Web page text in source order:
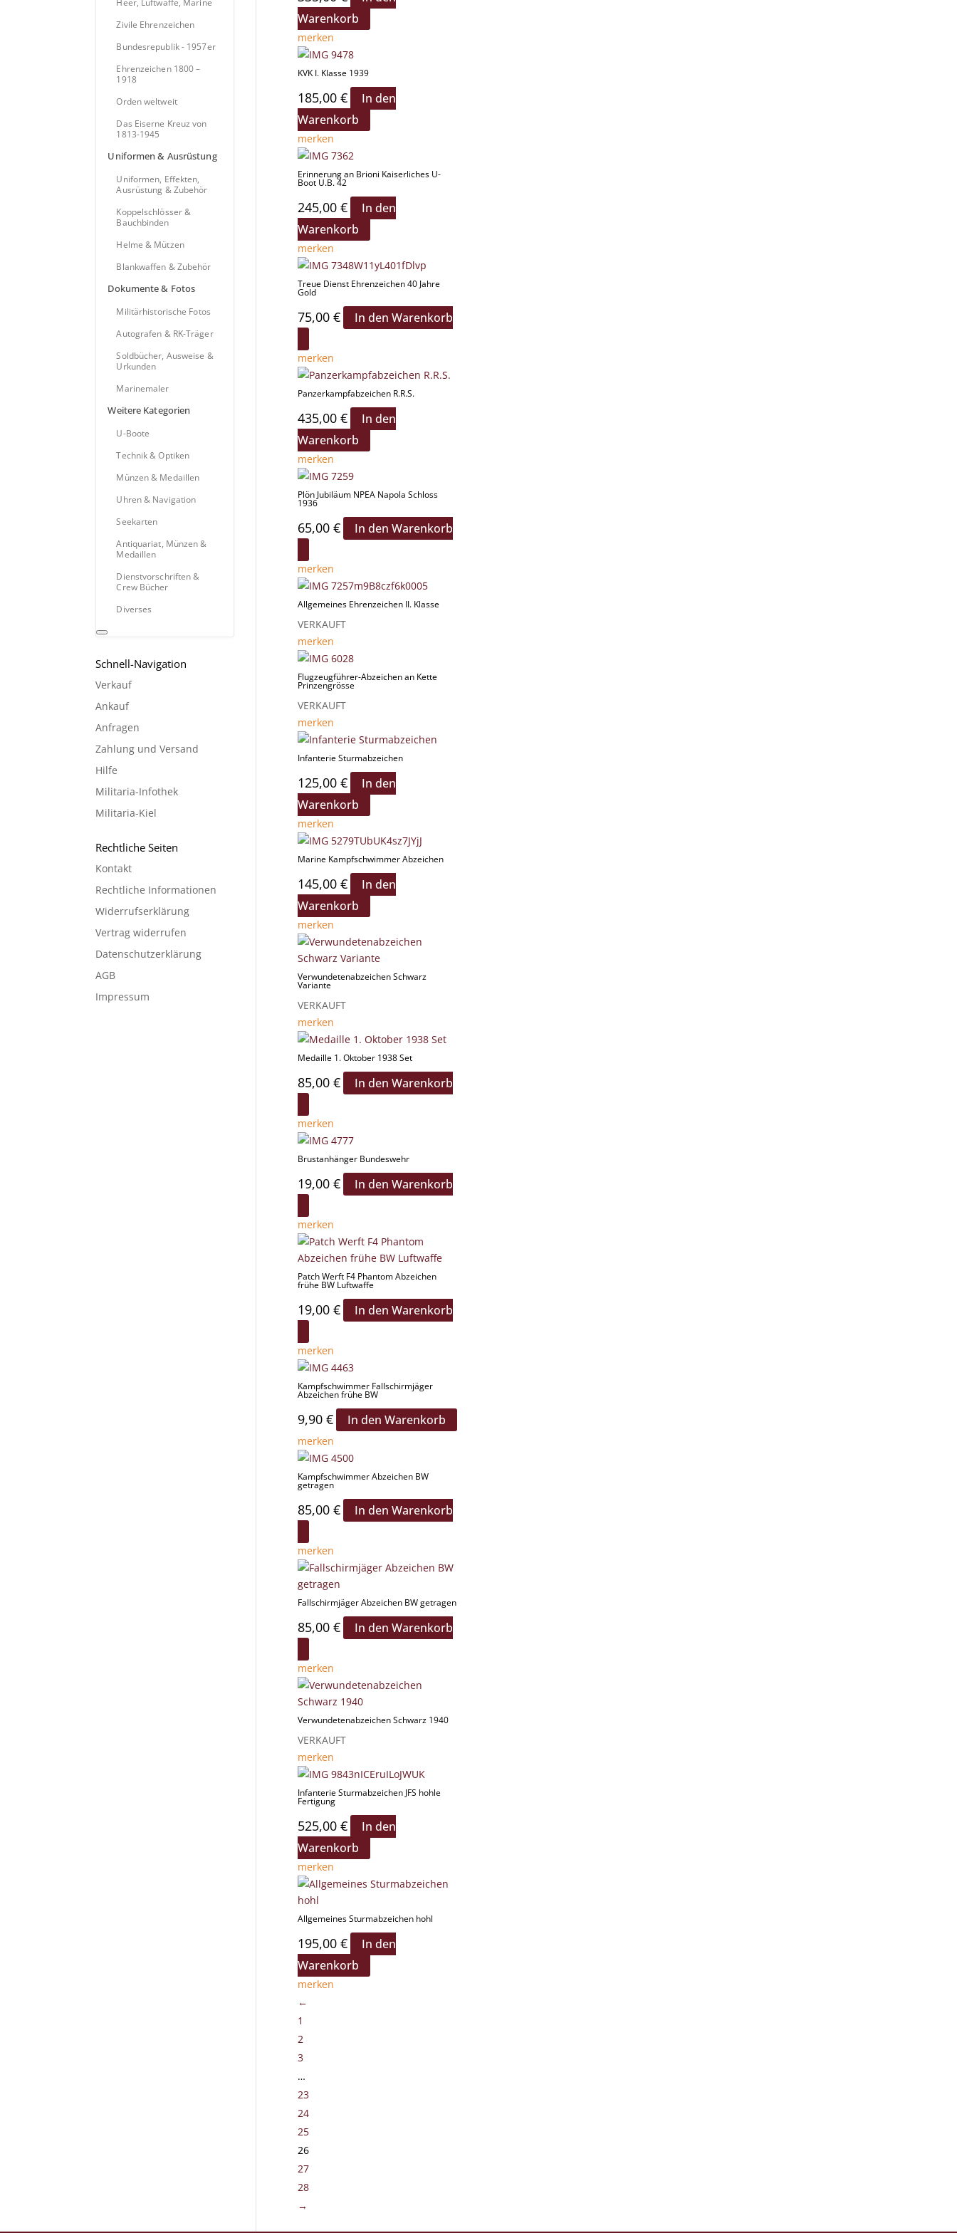
Warenkorb
merken
KVK I. Klasse 1939
185,00 €
In den
Warenkorb
merken
Erinnerung an Brioni Kaiserliches U-
Boot U.B. 42
245,00 €
In den
Warenkorb
merken
Treue Dienst Ehrenzeichen 40 Jahre
Gold
75,00 € In den Warenkorb
merken
Panzerkampfabzeichen R.R.S.
435,00 €
In den
Warenkorb
merken
Plön Jubiläum NPEA Napola Schloss
1936
65,00 € In den Warenkorb
merken
Allgemeines Ehrenzeichen II. Klasse
VERKAUFT
merken
Flugzeugführer-Abzeichen an Kette
Prinzengrösse
VERKAUFT
merken
Infanterie Sturmabzeichen
125,00 €
In den
Warenkorb
merken
Marine Kampfschwimmer Abzeichen
145,00 €
In den
Warenkorb
merken
Verwundetenabzeichen Schwarz
Variante
VERKAUFT
merken
Medaille 1. Oktober 1938 Set
85,00 € In den Warenkorb
merken
Brustanhänger Bundeswehr
19,00 € In den Warenkorb
merken
Patch Werft F4 Phantom Abzeichen
frühe BW Luftwaffe
19,00 € In den Warenkorb
merken
Kampfschwimmer Fallschirmjäger
Abzeichen frühe BW
9,90 € In den Warenkorb
merken
Kampfschwimmer Abzeichen BW
getragen
85,00 € In den Warenkorb
merken
Fallschirmjäger Abzeichen BW getragen
85,00 € In den Warenkorb
merken
Verwundetenabzeichen Schwarz 1940
VERKAUFT
merken
Infanterie Sturmabzeichen JFS hohle
Fertigung
525,00 €
In den
Warenkorb
merken
Allgemeines Sturmabzeichen hohl
195,00 €
In den
Warenkorb
merken
←
1
2
3
…
23
24
25
26
27
28
→
Heer, Luftwaffe, Marine
Zivile Ehrenzeichen
Bundesrepublik - 1957er
Ehrenzeichen 1800 –
1918
Orden weltweit
Das Eiserne Kreuz von
1813-1945
Uniformen & Ausrüstung
Uniformen, Effekten,
Ausrüstung & Zubehör
Koppelschlösser &
Bauchbinden
Helme & Mützen
Blankwaffen & Zubehör
Dokumente & Fotos
Militärhistorische Fotos
Autografen & RK-Träger
Soldbücher, Ausweise &
Urkunden
Marinemaler
Weitere Kategorien
U-Boote
Technik & Optiken
Münzen & Medaillen
Uhren & Navigation
Seekarten
Antiquariat, Münzen &
Medaillen
Dienstvorschriften &
Crew Bücher
Diverses
Schnell-Navigation
Verkauf
Ankauf
Anfragen
Zahlung und Versand
Hilfe
Militaria-Infothek
Militaria-Kiel
Rechtliche Seiten
Kontakt
Rechtliche Informationen
Widerrufserklärung
Vertrag widerrufen
Datenschutzerklärung
AGB
Impressum